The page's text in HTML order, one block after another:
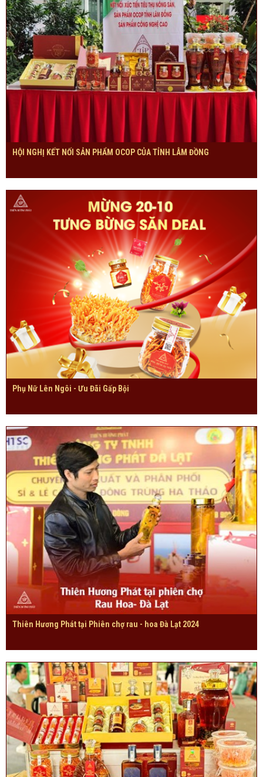
HỘI NGHỊ KẾT NỐI SẢN PHẨM OCOP CỦA TỈNH LÂM ĐỒNG
Phụ Nữ Lên Ngôi - Ưu Đãi Gấp Bội
Thiên Hương Phát tại Phiên chợ rau - hoa Đà Lạt 2024